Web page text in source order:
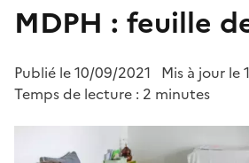
MDPH : feuille
Publié le10/09/2021 Mis à jour le
Temps de lecture : 2 minutes